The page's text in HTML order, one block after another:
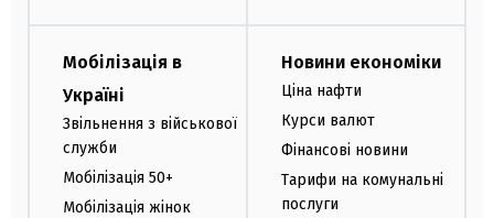
Мобілізація в
Україні
Звільнення з військової
служби
Мобілізація 50+
Мобілізація жінок
Новини економіки
Ціна нафти
Курси валют
Фінансові новини
Тарифи на комунальні
послуги